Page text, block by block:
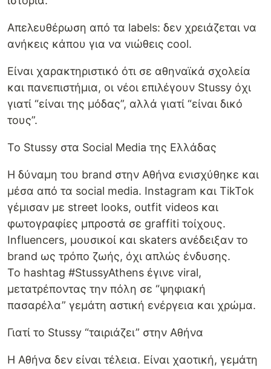
Απελευθέρωση από τα labels: δεν χρειάζεται να
ανήκεις κάπου για να νιώθεις cool.
Είναι χαρακτηριστικό ότι σε αθηναϊκά σχολεία
και πανεπιστήμια, οι νέοι επιλέγουν Stussy όχι
γιατί “είναι της μόδας”, αλλά γιατί “είναι δικό
τους”.
Το Stussy στα Social Media της Ελλάδας
Η δύναμη του brand στην Αθήνα ενισχύθηκε και
μέσα από τα social media. Instagram και TikTok
γέμισαν με street looks, outfit videos και
φωτογραφίες μπροστά σε graffiti τοίχους.
Influencers, μουσικοί και skaters ανέδειξαν το
brand ως τρόπο ζωής, όχι απλώς ένδυσης.
Το hashtag #StussyAthens έγινε viral,
μετατρέποντας την πόλη σε “ψηφιακή
πασαρέλα” γεμάτη αστική ενέργεια και χρώμα.
Γιατί το Stussy “ταιριάζει” στην Αθήνα
Η Αθήνα δεν είναι τέλεια. Είναι χαοτική, γεμάτη